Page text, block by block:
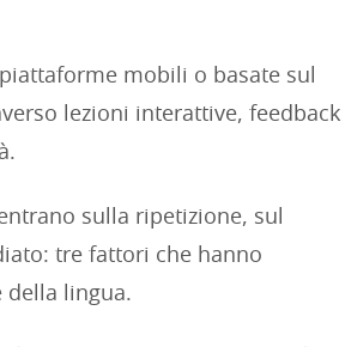
mobili o basate sul
lezioni interattive, feedback
sulla ripetizione, sul
tre fattori che hanno
della lingua.